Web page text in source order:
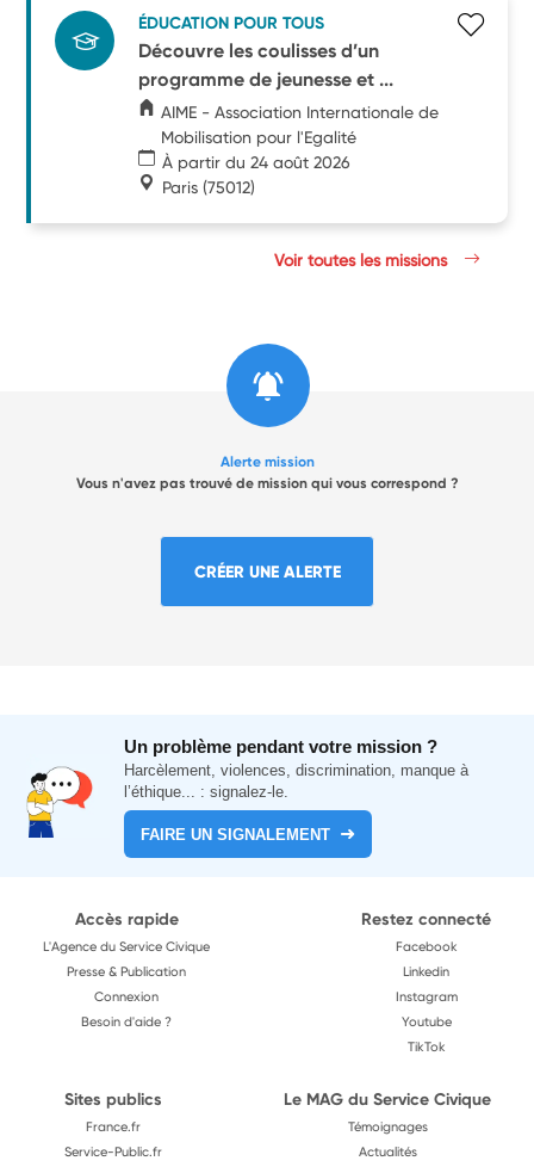
ÉDUCATION POUR TOUS
Découvre les coulisses d’un
programme de jeunesse et ...
AIME - Association Internationale de
Mobilisation pour l'Egalité
À partir du 24 août 2026
Paris (75012)
Voir toutes les missions
Alerte mission
Vous n'avez pas trouvé de mission qui vous correspond ?
CRÉER UNE ALERTE
Un problème pendant votre mission ?
Harcèlement, violences, discrimination, manque à
l’éthique... : signalez-le.
FAIRE UN SIGNALEMENT
Accès rapide
L'Agence du Service Civique
Presse & Publication
Connexion
Besoin d'aide ?
Restez connecté
Facebook
Linkedin
Instagram
Youtube
TikTok
Sites publics
France.fr
Service-Public.fr
Le MAG du Service Civique
Témoignages
Actualités